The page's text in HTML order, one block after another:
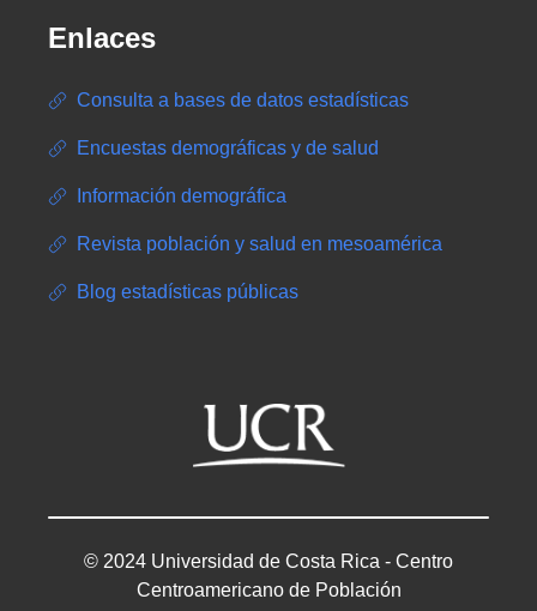
Enlaces
Consulta a bases de datos estadísticas
Encuestas demográficas y de salud
Información demográfica
Revista población y salud en mesoamérica
Blog estadísticas públicas
© 2024 Universidad de Costa Rica - Centro
Centroamericano de Población